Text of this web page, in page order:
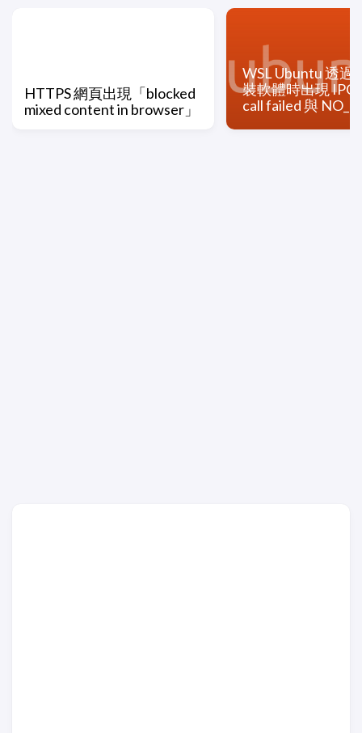
HTTPS 網頁出現「blocked
mixed content in browser」
WSL Ubuntu 透過
裝軟體時出現 IPC
call failed 與